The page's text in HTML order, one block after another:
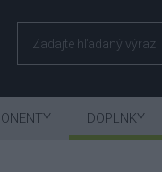
DOPLNKY